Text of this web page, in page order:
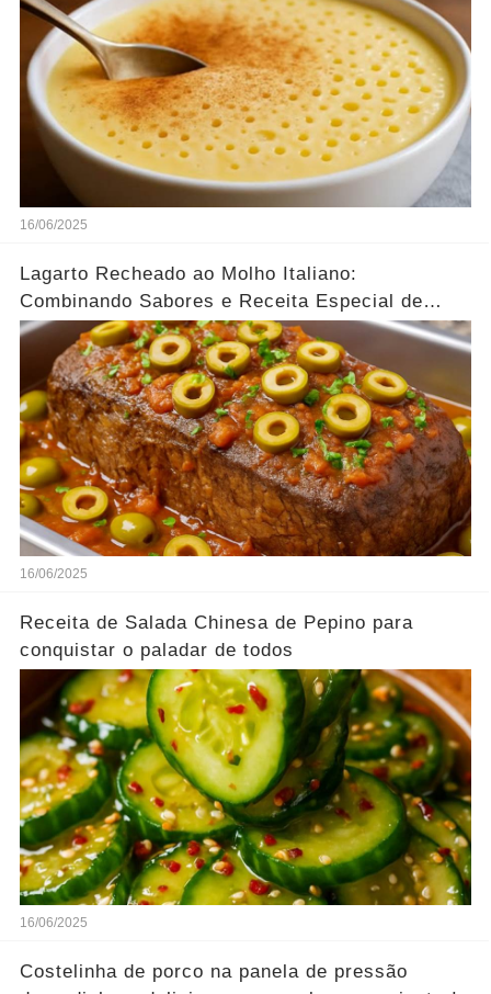
16/06/2025
Lagarto Recheado ao Molho Italiano:
Combinando Sabores e Receita Especial de
família
16/06/2025
Receita de Salada Chinesa de Pepino para
conquistar o paladar de todos
16/06/2025
Costelinha de porco na panela de pressão